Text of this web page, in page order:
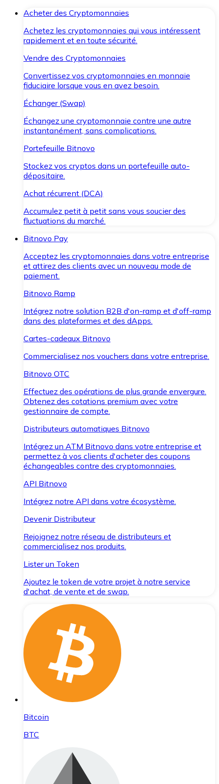
Acheter des Cryptomonnaies
Achetez les cryptomonnaies qui vous intéressent
rapidement et en toute sécurité.
Vendre des Cryptomonnaies
Convertissez vos cryptomonnaies en monnaie
fiduciaire lorsque vous en avez besoin.
Échanger (Swap)
Échangez une cryptomonnaie contre une autre
instantanément, sans complications.
Portefeuille Bitnovo
Stockez vos cryptos dans un portefeuille auto-
dépositaire.
Achat récurrent (DCA)
Accumulez petit à petit sans vous soucier des
fluctuations du marché.
Bitnovo Pay
Acceptez les cryptomonnaies dans votre entreprise
et attirez des clients avec un nouveau mode de
paiement.
Bitnovo Ramp
Intégrez notre solution B2B d'on-ramp et d'off-ramp
dans des plateformes et des dApps.
Cartes-cadeaux Bitnovo
Commercialisez nos vouchers dans votre entreprise.
Bitnovo OTC
Effectuez des opérations de plus grande envergure.
Obtenez des cotations premium avec votre
gestionnaire de compte.
Distributeurs automatiques Bitnovo
Intégrez un ATM Bitnovo dans votre entreprise et
permettez à vos clients d'acheter des coupons
échangeables contre des cryptomonnaies.
API Bitnovo
Intégrez notre API dans votre écosystème.
Devenir Distributeur
Rejoignez notre réseau de distributeurs et
commercialisez nos produits.
Lister un Token
Ajoutez le token de votre projet à notre service
d'achat, de vente et de swap.
Bitcoin
BTC